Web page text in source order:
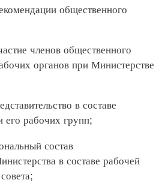
общественного
членов общественного
органов при Министерстве
в составе
его рабочих групп;
состав
в составе рабочей